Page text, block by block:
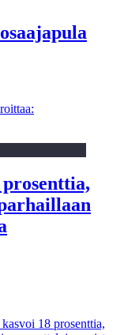
18 prosenttia,